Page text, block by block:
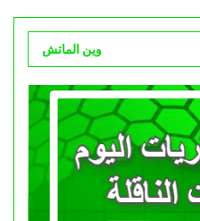
وين الماتش